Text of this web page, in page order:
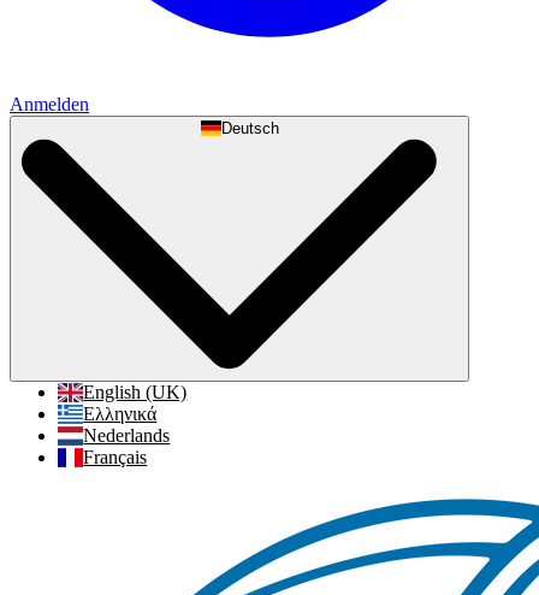
Anmelden
Deutsch
English (UK)
Ελληνικά
Nederlands
Français